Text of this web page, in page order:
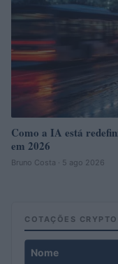
Como a IA está
em 2026
Bruno Costa · 5 ago 2026
COTAÇÕES CRYPTO
Nome